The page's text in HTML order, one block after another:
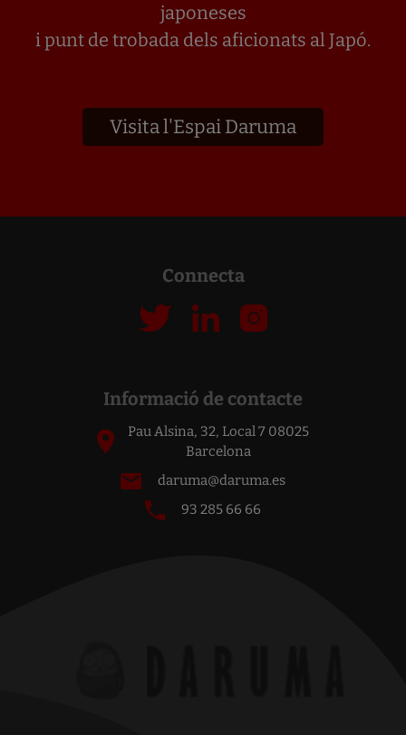
japoneses
i punt de trobada dels aficionats al Japó.
Visita l'Espai Daruma
Connecta
Informació de contacte
Pau Alsina, 32, Local 7 08025
Barcelona
daruma@daruma.es
93 285 66 66